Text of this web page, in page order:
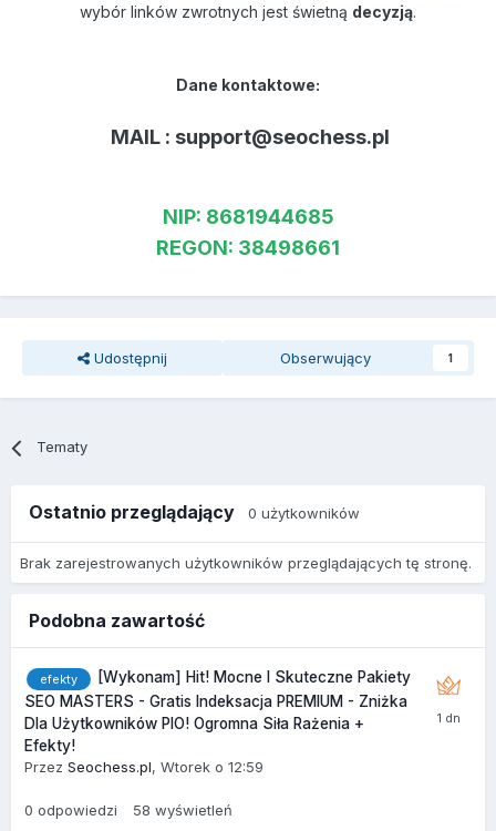
wybór linków zwrotnych jest świetną decyzją.
Dane kontaktowe:
MAIL : support@seochess.pl
NIP: 8681944685
REGON: 38498661
Udostępnij Obserwujący 1
Tematy
Ostatnio przeglądający 0 użytkowników
Brak zarejestrowanych użytkowników przeglądających tę stronę.
Podobna zawartość
efekty
[Wykonam] Hit! Mocne I Skuteczne Pakiety
SEO MASTERS - Gratis Indeksacja PREMIUM - Zniżka
Dla Użytkowników PIO! Ogromna Siła Rażenia +
Efekty!
Przez Seochess.pl, Wtorek o 12:59
0 odpowiedzi 58 wyświetleń